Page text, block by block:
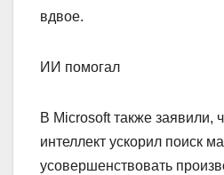
вдвое.
ИИ помогал
В Microsoft также заявили,
интеллект ускорил поиск
усовершенствовать